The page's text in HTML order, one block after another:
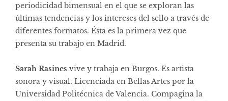
periodicidad bimensual en el que se exploran las
últimas tendencias y los intereses del sello a través de
diferentes formatos. Ésta es la primera vez que
presenta su trabajo en Madrid.
Sarah Rasines vive y trabaja en Burgos. Es artista
sonora y visual. Licenciada en Bellas Artes por la
Universidad Politécnica de Valencia. Compagina la